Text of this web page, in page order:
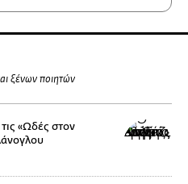
ξένων ποιητών
«Ωδές στον